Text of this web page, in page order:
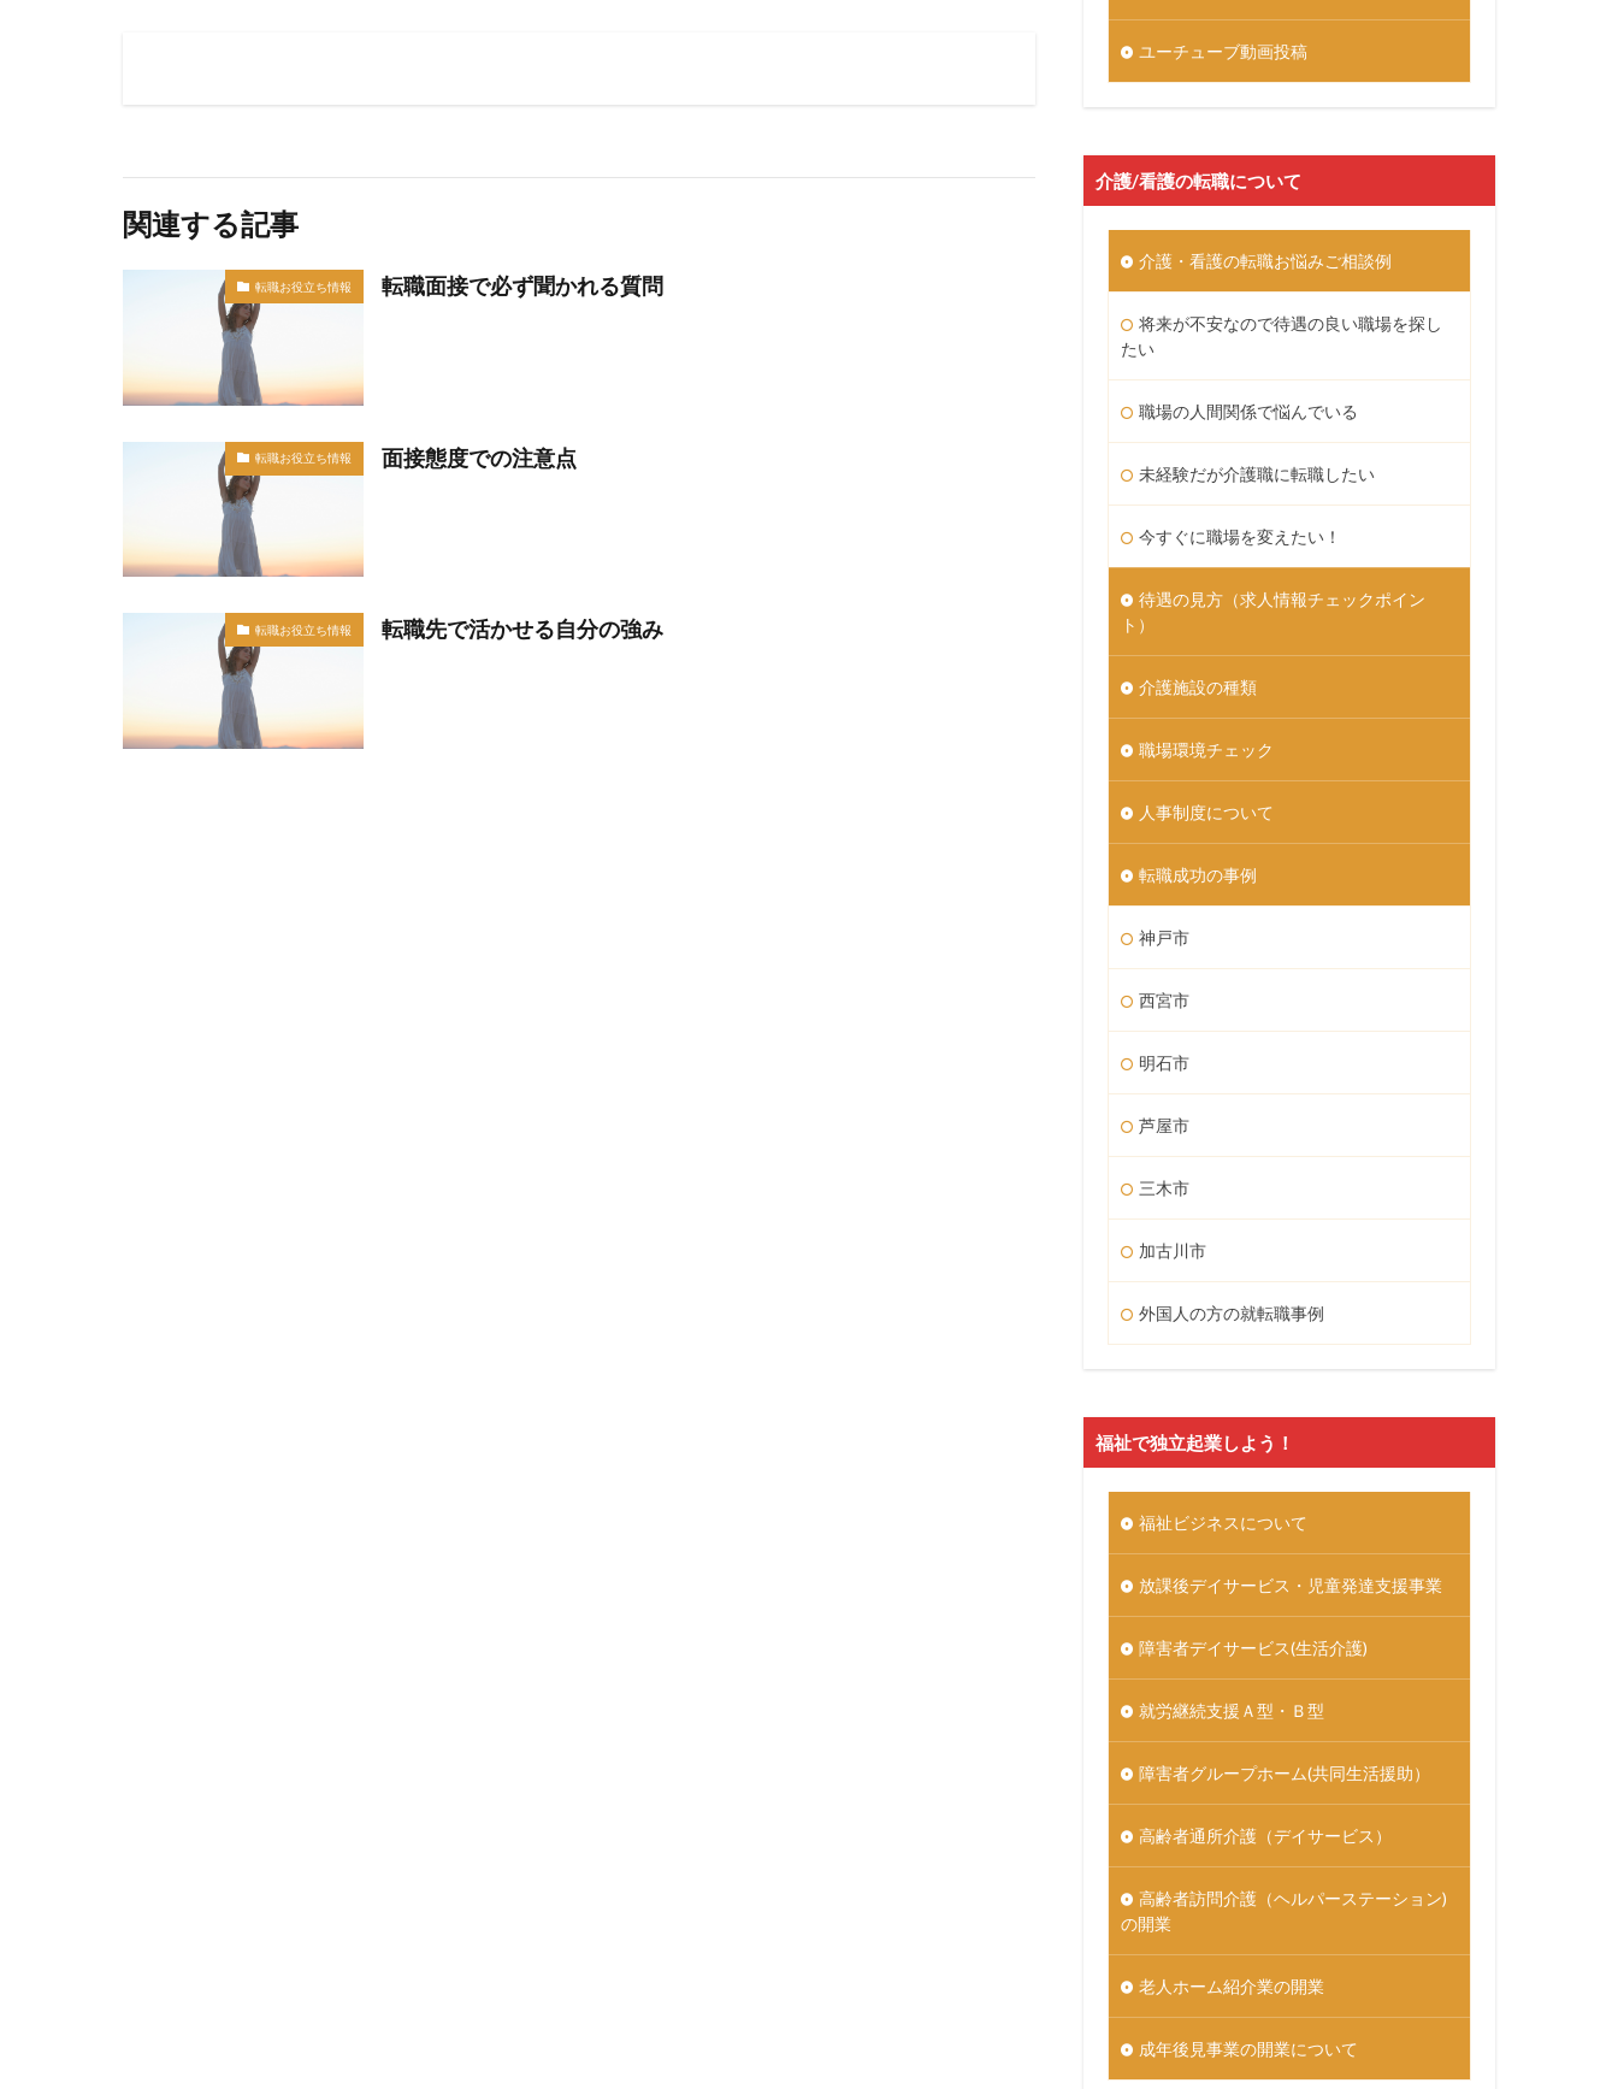
関連する記事
転職お役立ち情報 転職面接で必ず聞かれる質問
転職お役立ち情報 面接態度での注意点
転職お役立ち情報 転職先で活かせる自分の強み
ユーチューブ動画投稿
介護/看護の転職について
介護・看護の転職お悩みご相談例
将来が不安なので待遇の良い職場を探し
たい
職場の人間関係で悩んでいる
未経験だが介護職に転職したい
今すぐに職場を変えたい！
待遇の見方（求人情報チェックポイン
ト）
介護施設の種類
職場環境チェック
人事制度について
転職成功の事例
神戸市
西宮市
明石市
芦屋市
三木市
加古川市
外国人の方の就転職事例
福祉で独立起業しよう！
福祉ビジネスについて
放課後デイサービス・児童発達支援事業
障害者デイサービス(生活介護)
就労継続支援Ａ型・Ｂ型
障害者グループホーム(共同生活援助）
高齢者通所介護（デイサービス）
高齢者訪問介護（ヘルパーステーション)
の開業
老人ホーム紹介業の開業
成年後見事業の開業について